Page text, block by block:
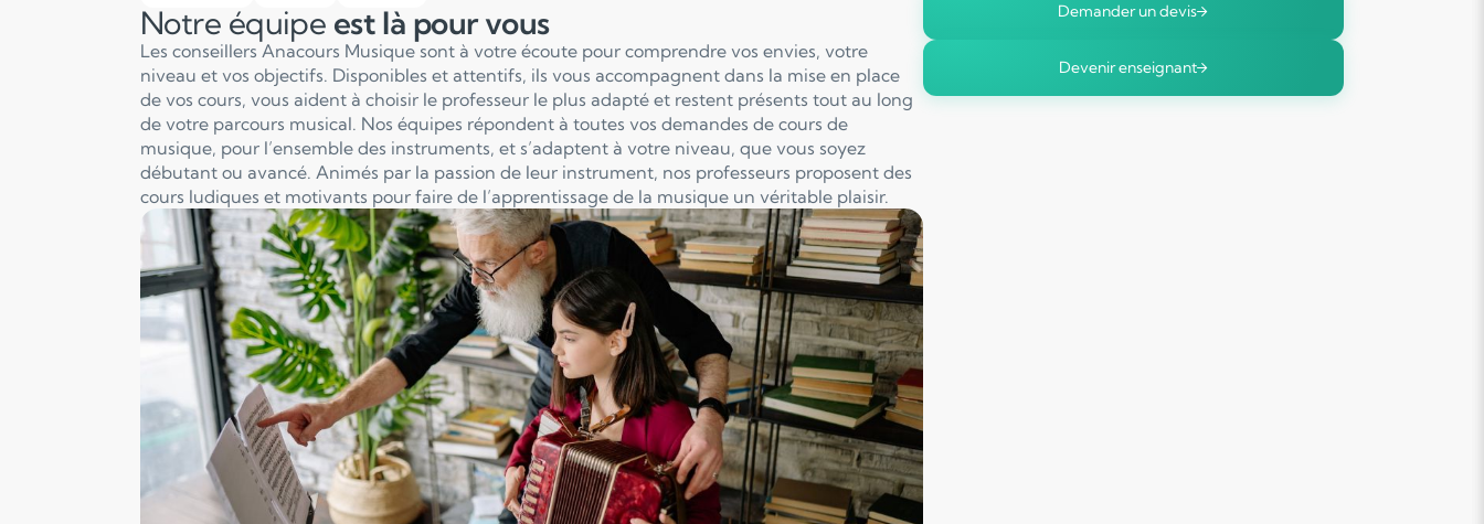
Notre équipe est là pour vous
Les conseillers Anacours Musique sont à votre écoute pour comprendre vos envies, votre
niveau et vos objectifs. Disponibles et attentifs, ils vous accompagnent dans la mise en place
de vos cours, vous aident à choisir le professeur le plus adapté et restent présents tout au long
de votre parcours musical. Nos équipes répondent à toutes vos demandes de cours de
musique, pour l’ensemble des instruments, et s’adaptent à votre niveau, que vous soyez
débutant ou avancé. Animés par la passion de leur instrument, nos professeurs proposent des
cours ludiques et motivants pour faire de l’apprentissage de la musique un véritable plaisir.
Demander un devis
Devenir enseignant